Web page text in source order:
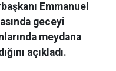
Emmanuel
geceyi
meydana
açıkladı.